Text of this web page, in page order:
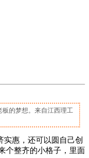
的梦想。来自江西理工
惠，还可以圆自己创
个整齐的小格子，里面